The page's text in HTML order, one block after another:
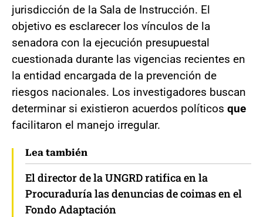
jurisdicción de la Sala de Instrucción. El
objetivo es esclarecer los vínculos de la
senadora con la ejecución presupuestal
cuestionada durante las vigencias recientes en
la entidad encargada de la prevención de
riesgos nacionales. Los investigadores buscan
determinar si existieron acuerdos políticos que
facilitaron el manejo irregular.
Lea también
El director de la UNGRD ratifica en la
Procuraduría las denuncias de coimas en el
Fondo Adaptación